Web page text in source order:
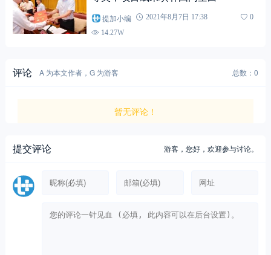
提加小编 2021年8月7日 17:38
0
14.27W
评论 A 为本文作者，G 为游客 总数：0
暂无评论！
提交评论 游客，您好，欢迎参与讨论。